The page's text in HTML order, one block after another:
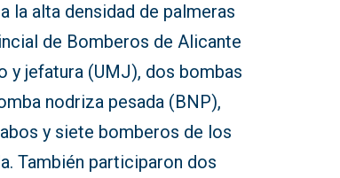
la alta densidad de palmeras
de Bomberos de Alicante
y jefatura (UMJ), dos bombas
nodriza pesada (BNP),
y siete bomberos de los
También participaron dos